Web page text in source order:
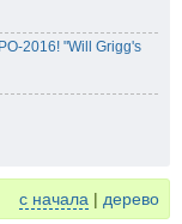
2016! "Will Grigg's
с начала | дерево